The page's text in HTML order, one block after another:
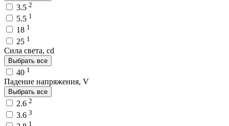
3.5 2
5.5 1
18 1
25 1
Сила света, cd
Выбрать все
40 1
Падение напряжения, V
Выбрать все
2.6 2
3.6 3
1